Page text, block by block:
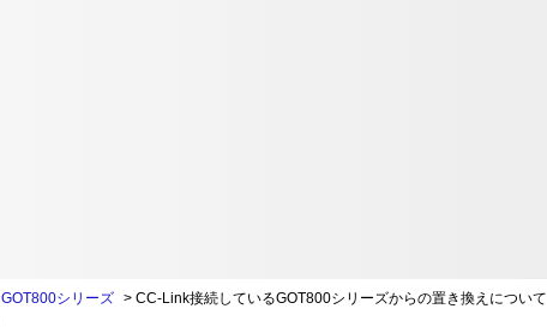
GOT800シリーズ > CC-Link接続しているGOT800シリーズからの置き換えについて